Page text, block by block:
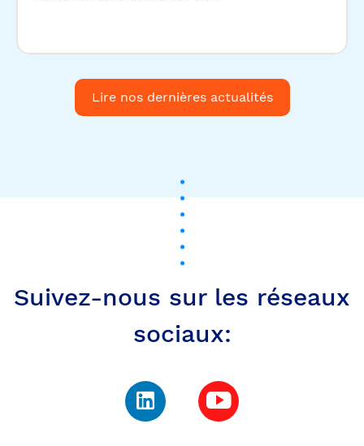
sociaux:
Inscrivez-vous à
notre newsletter pour